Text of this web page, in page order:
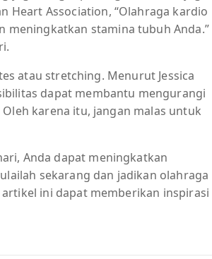
Heart Association, “Olahraga kardio
stamina tubuh Anda.”
atau stretching. Menurut Jessica
dapat membantu mengurangi
karena itu, jangan malas untuk
Anda dapat meningkatkan
sekarang dan jadikan olahraga
ini dapat memberikan inspirasi